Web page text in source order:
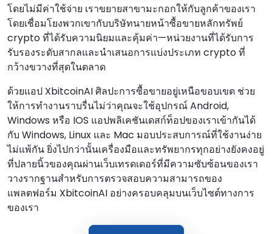
โดยไม่มีค่าใช้จ่าย เราขยายสาขามะกอกให้กับลูกค้าของเรา
โดยเชื่อมโยงพวกเขากับบริษัทนายหน้าซื้อขายหลักทรัพย์
crypto ที่ได้รับความนิยมและคุ้มค่า—หน่วยงานที่ได้รับการ
รับรองระดับสากลและนําเสนอการแบ่งประเภท crypto ที่
กว้างขวางที่สุดในตลาด
ด้วยแอป XbitcoinAI ศิลปะการซื้อขายอยู่เหนือขอบเขต ช่วย
ให้การทํางานราบรื่นไม่ว่าคุณจะใช้อุปกรณ์ Android,
Windows หรือ IOS แอปพลิเคชันเดสก์ท็อปของเราเข้ากันได้
กับ Windows, Linux และ Mac มอบประสบการณ์ที่ใช้งานง่าย
ไม่แพ้กัน ยิ่งไปกว่านั้นเครื่องมือและทรัพยากรทุกอย่างยังคงอยู่
ที่ปลายนิ้วของคุณผ่านเว็บเทรดเดอร์ที่มีความซับซ้อนของเรา
วางรากฐานสําหรับการตรวจสอบความสามารถของ
แพลตฟอร์ม XbitcoinAI อย่างครอบคลุมบนเว็บไซต์ทางการ
ของเรา